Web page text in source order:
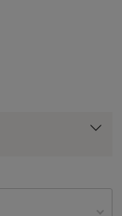
ト
用前の基本ポイント